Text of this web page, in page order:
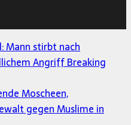
Mann stirbt nach
AngriffBreaking
Moscheen,
gegen Muslime in